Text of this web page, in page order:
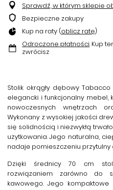
Sprawdź, w którym sklepie
Bezpieczne zakupy
Kup na raty (oblicz ratę)
Odroczone płatności. Kup
zwrócisz
Stolik okrągły dębowy
elegancki i funkcjonalny mebel,
nowoczesnych wnętrzach
Wykonany z wysokiej jakości
się solidnością i niezwykłą
użytkowania. Jego naturalna,
nadaje pomieszczeniu przytulny
Dzięki średnicy 70 cm
rozwiązaniem zarówno do
kawowego. Jego